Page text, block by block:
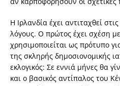
Η Ιρλανδία έχει αντιταχθεί
λόγους. Ο πρώτος έχει σχέση
χρησιμοποιείται ως πρότυπο
της σκληρής δημοσιονομικής
εκλογικός: Σε εννιά μήνες θα
και ο βασικός αντίπαλος του